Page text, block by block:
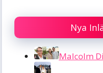
Nya
Malcolm